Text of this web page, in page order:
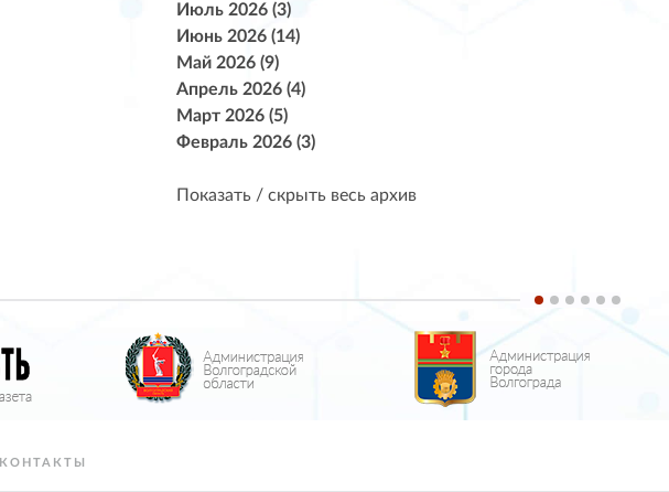
Июль 2026 (3)
Июнь 2026 (14)
Май 2026 (9)
Апрель 2026 (4)
Март 2026 (5)
Февраль 2026 (3)
Показать / скрыть весь архив
КОНТАКТЫ